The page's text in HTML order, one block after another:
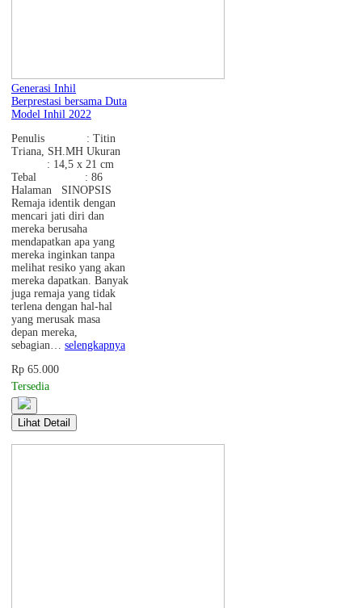
Generasi Inhil
Berprestasi bersama Duta
Model Inhil 2022
Penulis : Titin
Triana, SH.MH Ukuran
: 14,5 x 21 cm
Tebal : 86
Halaman SINOPSIS
Remaja identik dengan
mencari jati diri dan
mereka berusaha
mendapatkan apa yang
mereka inginkan tanpa
melihat resiko yang akan
mereka dapatkan. Banyak
juga remaja yang tidak
terlena dengan hal-hal
yang merusak masa
depan mereka,
sebagian… selengkapnya
Rp 65.000
Tersedia
Lihat Detail